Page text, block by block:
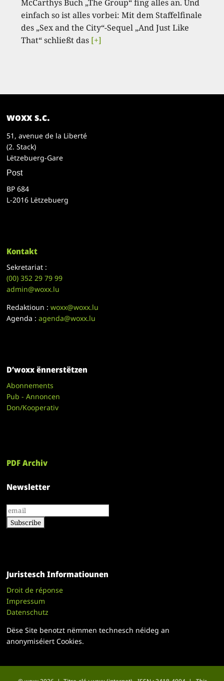
McCarthys Buch „The Group“ fing alles an. Und
einfach so ist alles vorbei: Mit dem Staffelfinale
des „Sex and the City“-Sequel „And Just Like
That“ schließt das [+]
woxx s.c.
51, avenue de la Liberté
(2. Stack)
Lëtzebuerg-Gare
Post
BP 684
L-2016 Lëtzebuerg
Kontakt
Sekretariat :
(00)352 29 79 99
admin@woxx.lu
Redaktioun :woxx@woxx.lu
Agenda :agenda@woxx.lu
D’woxx ënnerstëtzen
Abonnements
Pub - Annoncen
Don/Kooperativ
PDF Archiv
Newsletter
Juristesch Informatiounen
Droit de réponse
Impressum
Datenschutz
Dëse Site benotzt nëmmen technesch néideg an
anonymiséiert Cookies.